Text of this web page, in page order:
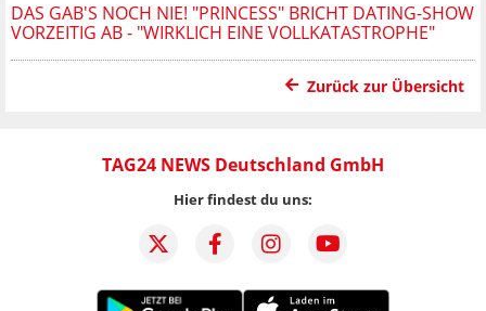
DAS GAB'S NOCH NIE! "PRINCESS" BRICHT DATING-SHOW
VORZEITIG AB - "WIRKLICH EINE VOLLKATASTROPHE"
Zurück zur Übersicht
TAG24 NEWS Deutschland GmbH
Hier findest du uns: